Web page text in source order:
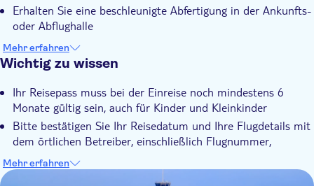
Digitale Buchungsbestätigung
Erhalten Sie eine beschleunigte Abfertigung in der Ankunfts-
oder Abflughalle
Genießen Sie eine schnelle und problemlose Abwicklung am
Flughafen Hurghada
Passkontrolle
Mehr erfahren
Wichtig zu wissen
Ihr Reisepass muss bei der Einreise noch mindestens 6
Monate gültig sein, auch für Kinder und Kleinkinder
Bitte bestätigen Sie Ihr Reisedatum und Ihre Flugdetails mit
dem örtlichen Betreiber, einschließlich Flugnummer,
Ankunftszeit am Flughafen Hurghada und Abflugzeit von
Hurghada mit dem Namen des Ziels
Mehr erfahren